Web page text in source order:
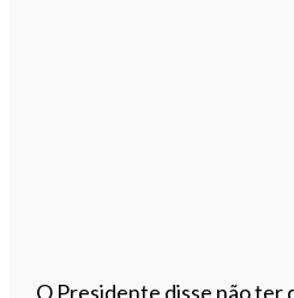
O Presidente disse não ter